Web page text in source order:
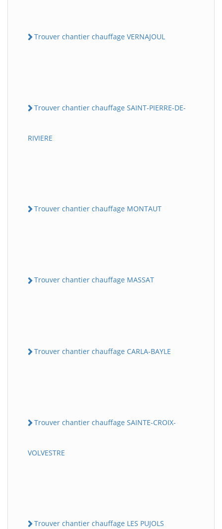
Trouver chantier chauffage VERNAJOUL
Trouver chantier chauffage SAINT-PIERRE-DE-
RIVIERE
Trouver chantier chauffage MONTAUT
Trouver chantier chauffage MASSAT
Trouver chantier chauffage CARLA-BAYLE
Trouver chantier chauffage SAINTE-CROIX-
VOLVESTRE
Trouver chantier chauffage LES PUJOLS